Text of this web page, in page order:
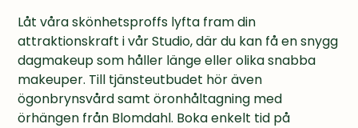
Låt våra skönhetsproffs lyfta fram din
attraktionskraft i vår Studio, där du kan få en snygg
dagmakeup som håller länge eller olika snabba
makeuper. Till tjänsteutbudet hör även
ögonbrynsvård samt öronhåltagning med
örhängen från Blomdahl. Boka enkelt tid på